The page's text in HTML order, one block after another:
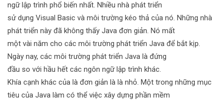
ngữ lập trình phổ biến nhất. Nhiều nhà phát triển
sử dụng Visual Basic và môi trường kéo thả của nó. Những nhà
phát triển này đã không thấy Java đơn giản. Nó mất
một vài năm cho các môi trường phát triển Java để bắt kịp.
Ngày nay, các môi trường phát triển Java là đứng
đầu so với hầu hết các ngôn ngữ lập trình khác.
Khía cạnh khác của là đơn giản là là nhỏ. Một trong những mục
tiêu của Java làm có thể việc xây dựng phần mềm